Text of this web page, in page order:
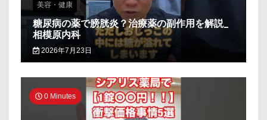
美容・健康
糖尿病の薬で膀胱炎？治療薬の副作用を解説_
相模原内科
2026年7月23日
0 Minutes